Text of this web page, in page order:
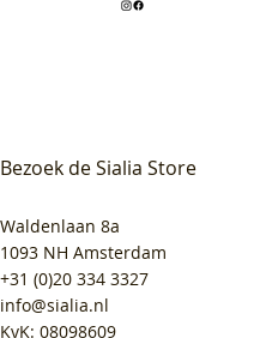
Bezoek de Sialia Store
Waldenlaan 8a
1093 NH Amsterdam
+31 (0)20 334 3327
info@sialia.nl
KvK: 08098609